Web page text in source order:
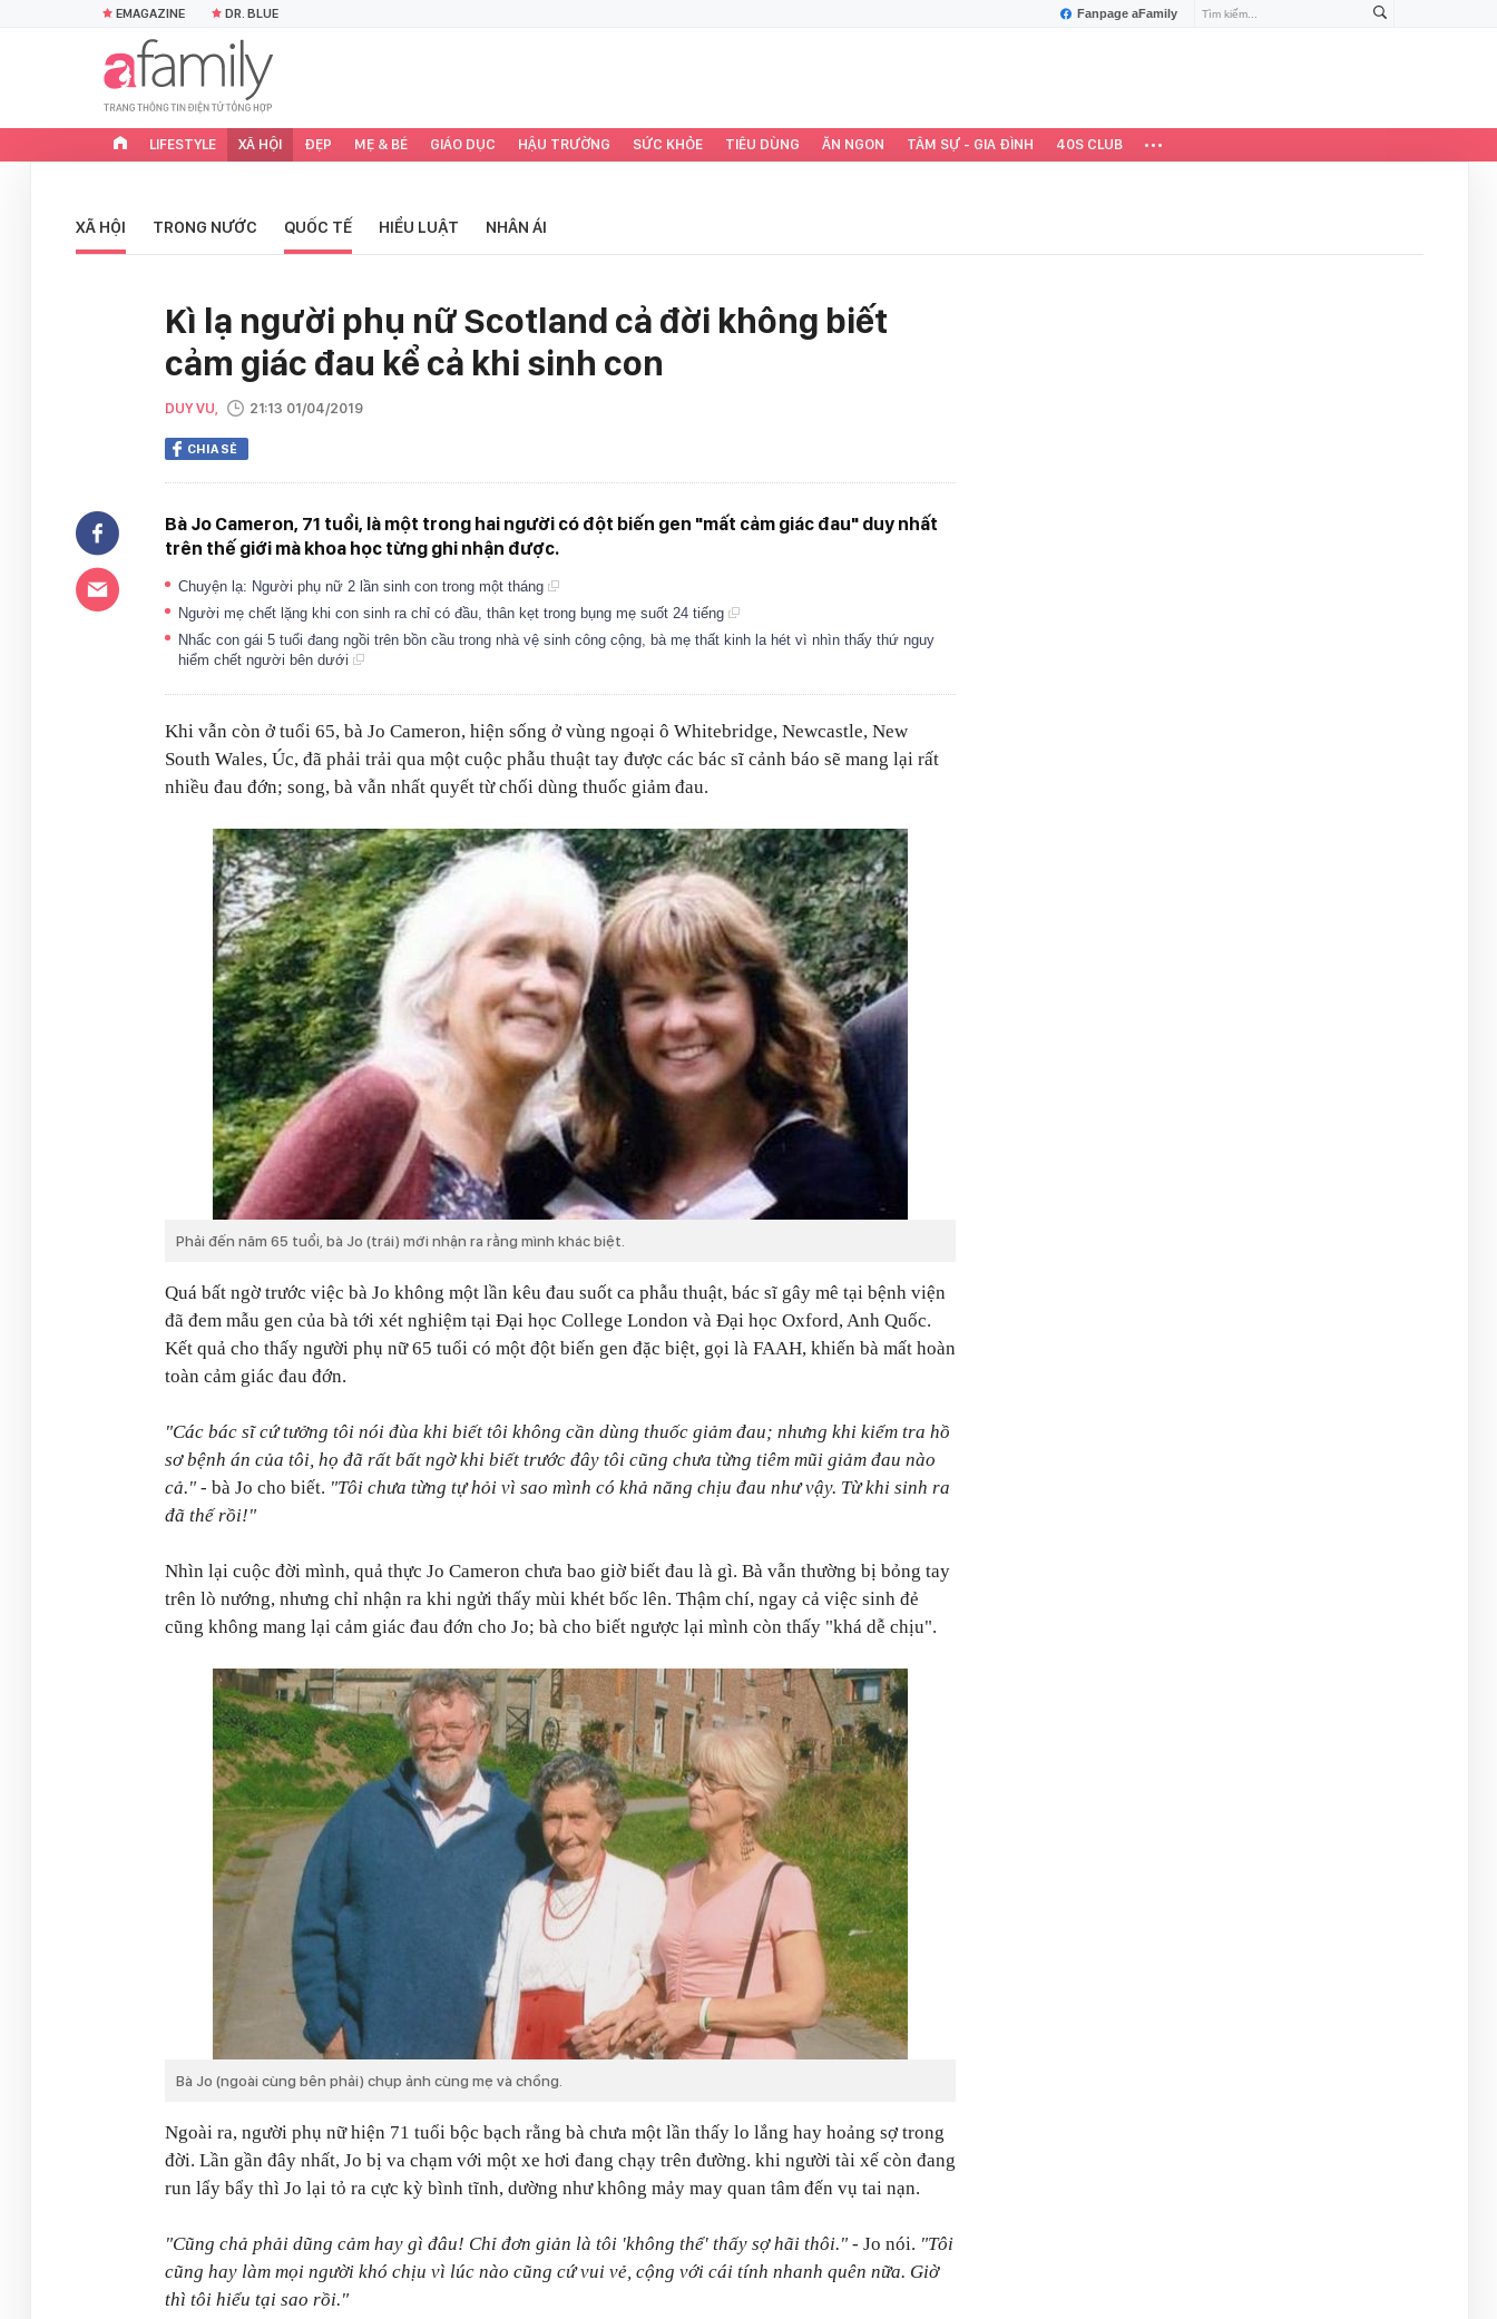
Fanpage aFamily
EMAGAZINE DR. BLUE
LIFESTYLE XÃ HỘI ĐẸP MẸ & BÉ GIÁO DỤC HẬU TRƯỜNG SỨC KHỎE TIÊU DÙNG ĂN NGON TÂM SỰ - GIA ĐÌNH 40S CLUB
XÃ HỘI TRONG NƯỚC QUỐC TẾ HIỂU LUẬT NHÂN ÁI
Kì lạ người phụ nữ Scotland cả đời không biết
cảm giác đau kể cả khi sinh con
DUY VU, 21:13 01/04/2019
CHIA SẺ
Bà Jo Cameron, 71 tuổi, là một trong hai người có đột biến gen "mất cảm giác đau" duy nhất
trên thế giới mà khoa học từng ghi nhận được.
Chuyện lạ: Người phụ nữ 2 lần sinh con trong một tháng
Người mẹ chết lặng khi con sinh ra chỉ có đầu, thân kẹt trong bụng mẹ suốt 24 tiếng
Nhấc con gái 5 tuổi đang ngồi trên bồn cầu trong nhà vệ sinh công cộng, bà mẹ thất kinh la hét vì nhìn thấy thứ nguy
hiểm chết người bên dưới
Khi vẫn còn ở tuổi 65, bà Jo Cameron, hiện sống ở vùng ngoại ô Whitebridge, Newcastle, New
South Wales, Úc, đã phải trải qua một cuộc phẫu thuật tay được các bác sĩ cảnh báo sẽ mang lại rất
nhiều đau đớn; song, bà vẫn nhất quyết từ chối dùng thuốc giảm đau.
Phải đến năm 65 tuổi, bà Jo (trái) mới nhận ra rằng mình khác biệt.
Quá bất ngờ trước việc bà Jo không một lần kêu đau suốt ca phẫu thuật, bác sĩ gây mê tại bệnh viện
đã đem mẫu gen của bà tới xét nghiệm tại Đại học College London và Đại học Oxford, Anh Quốc.
Kết quả cho thấy người phụ nữ 65 tuổi có một đột biến gen đặc biệt, gọi là FAAH, khiến bà mất hoàn
toàn cảm giác đau đớn.
"Các bác sĩ cứ tưởng tôi nói đùa khi biết tôi không cần dùng thuốc giảm đau; nhưng khi kiểm tra hồ
sơ bệnh án của tôi, họ đã rất bất ngờ khi biết trước đây tôi cũng chưa từng tiêm mũi giảm đau nào
cả." - bà Jo cho biết. "Tôi chưa từng tự hỏi vì sao mình có khả năng chịu đau như vậy. Từ khi sinh ra
đã thế rồi!"
Nhìn lại cuộc đời mình, quả thực Jo Cameron chưa bao giờ biết đau là gì. Bà vẫn thường bị bỏng tay
trên lò nướng, nhưng chỉ nhận ra khi ngửi thấy mùi khét bốc lên. Thậm chí, ngay cả việc sinh đẻ
cũng không mang lại cảm giác đau đớn cho Jo; bà cho biết ngược lại mình còn thấy "khá dễ chịu".
Bà Jo (ngoài cùng bên phải) chụp ảnh cùng mẹ và chồng.
Ngoài ra, người phụ nữ hiện 71 tuổi bộc bạch rằng bà chưa một lần thấy lo lắng hay hoảng sợ trong
đời. Lần gần đây nhất, Jo bị va chạm với một xe hơi đang chạy trên đường. khi người tài xế còn đang
run lẩy bẩy thì Jo lại tỏ ra cực kỳ bình tĩnh, dường như không mảy may quan tâm đến vụ tai nạn.
"Cũng chả phải dũng cảm hay gì đâu! Chỉ đơn giản là tôi 'không thể' thấy sợ hãi thôi." - Jo nói. "Tôi
cũng hay làm mọi người khó chịu vì lúc nào cũng cứ vui vẻ, cộng với cái tính nhanh quên nữa. Giờ
thì tôi hiểu tại sao rồi."